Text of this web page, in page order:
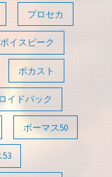
プロセカ
ボイスピーク
ボカスト
イドパック
ボーマス50